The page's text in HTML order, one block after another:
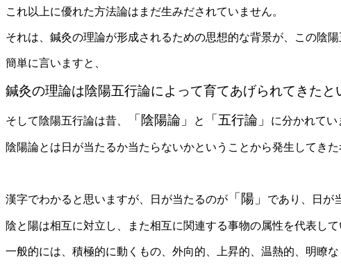
これ以上に優れた方法論はまだ生みだされていません。
それは、鍼灸の理論が形成されるための思想的な背景が、この陰
簡単に言いますと、
鍼灸の理論は陰陽五行論によって育てあげられてきたと
そして陰陽五行論は昔、 「陰陽論」 と 「五行論」 に分かれてい
陰陽論とは日が当たるか当たらないかということから発生してきた
漢字でわかると思いますが、日が当たるのが 「陽」 であり、日が
陰と陽は相互に対立し、また相互に関連する事物の属性を代表して
一般的には、積極的に動くもの、外向的、上昇的、温熱的、明瞭な